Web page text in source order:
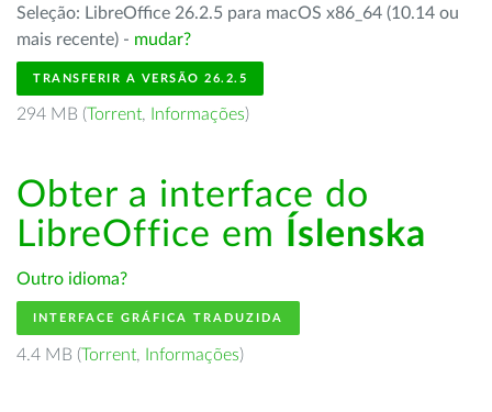
Seleção: LibreOffice 26.2.5 para macOS x86_64 (10.14 ou
mais recente) - mudar?
TRANSFERIR A VERSÃO 26.2.5
294 MB (Torrent, Informações)
Obter a interface do
LibreOffice em
Íslenska
Outro idioma?
INTERFACE GRÁFICA TRADUZIDA
4.4 MB (Torrent, Informações)